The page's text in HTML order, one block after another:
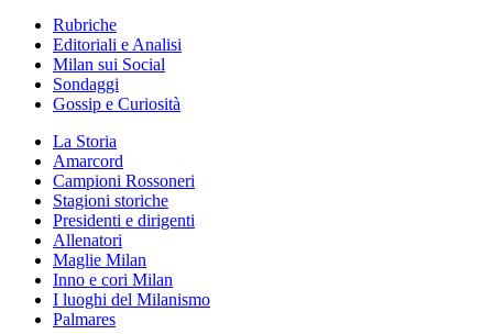
Rubriche
Editoriali e Analisi
Milan sui Social
Sondaggi
Gossip e Curiosità
La Storia
Amarcord
Campioni Rossoneri
Stagioni storiche
Presidenti e dirigenti
Allenatori
Maglie Milan
Inno e cori Milan
I luoghi del Milanismo
Palmares